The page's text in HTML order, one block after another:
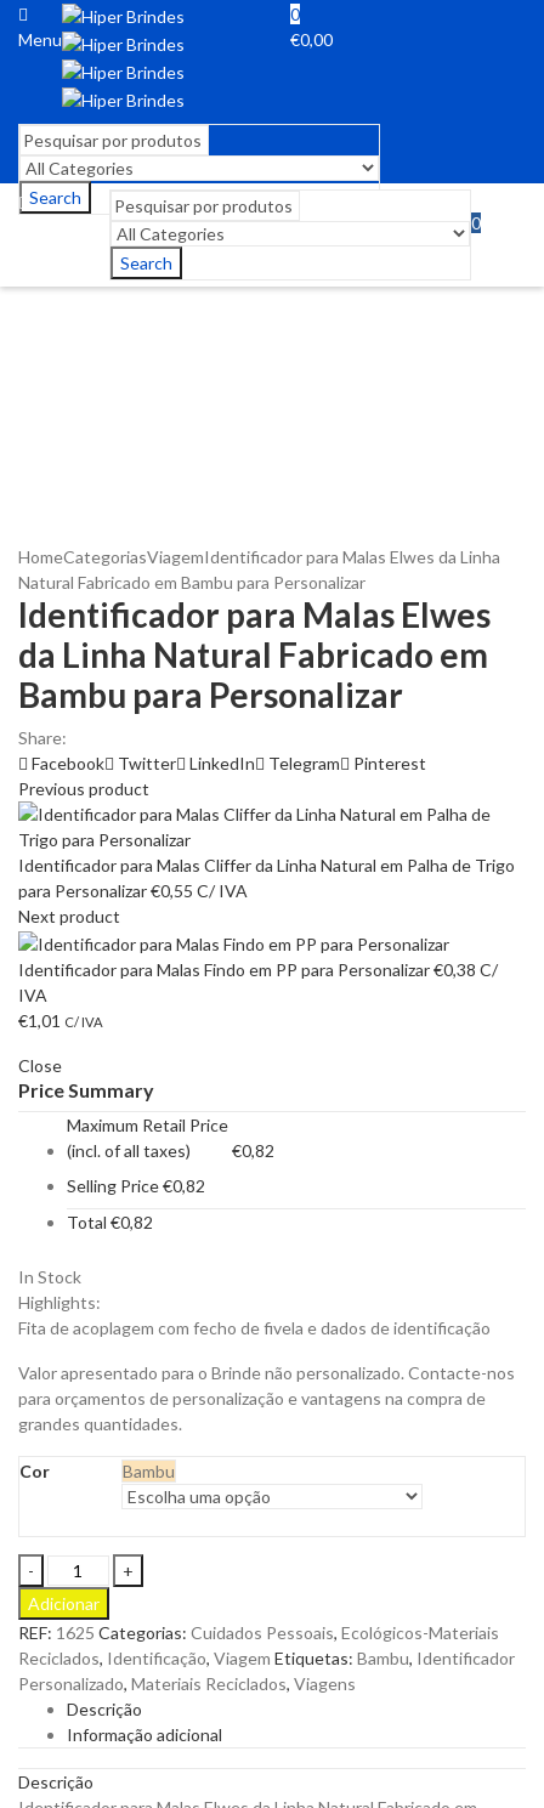
Menu
0
€0,00
Search
Search
0
HomeCategoriasViagemIdentificador para Malas Elwes da Linha
Natural Fabricado em Bambu para Personalizar
Identificador para Malas Elwes
da Linha Natural Fabricado em
Bambu para Personalizar
Share:
Facebook
Twitter LinkedIn Telegram
Pinterest
Previous product
Identificador para Malas Cliffer da Linha Natural em Palha de Trigo
para Personalizar€0,55 C/ IVA
Next product
Identificador para Malas Findo em PP para Personalizar€0,38 C/
IVA
€1,01 C/ IVA
Close
Price Summary
Maximum Retail Price
(incl. of all taxes)
€0,82
Selling Price€0,82
Total €0,82
In Stock
Highlights:
Fita de acoplagem com fecho de fivela e dados de identificação
Valor apresentado para o Brinde não personalizado. Contacte-nos
para orçamentos de personalização e vantagens na compra de
grandes quantidades.
Cor Bambu
Identificador
para
Malas
Elwes
da
Linha
Natural
Fabricado
Bambu
Adicionar
REF: 1625 Categorias: Cuidados Pessoais, Ecológicos-Materiais
Reciclados, Identificação, Viagem Etiquetas: Bambu, Identificador
Personalizado, Materiais Reciclados, Viagens
Descrição
Informação adicional
Descrição